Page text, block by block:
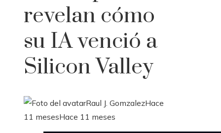
revelan cómo
su IA venció a
Silicon Valley
Raul J. GomzalezHace
11 mesesHace 11 meses